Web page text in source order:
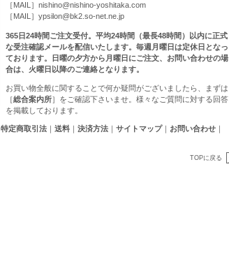
［MAIL］ nishino@nishino-yoshitaka.com
［MAIL］ ypsilon@bk2.so-net.ne.jp
365日24時間ご注文受付。平均24時間（最長48時間）以内に正式
な受注確認メールを配信いたします。毎週月曜日は定休日となっ
ております。日曜の夕方から月曜日にご注文、お問い合わせの場
合は、火曜日以降のご連絡となります。
お買い物全般に関することで何か疑問がございましたら、まずは
［総合案内所］をご確認下さいませ。様々なご質問に対する回答
を掲載しております。
特定商取引法 ｜ 送料 ｜ 決済方法 ｜ サイトマップ｜ お問い合わせ ｜
TOPに戻る